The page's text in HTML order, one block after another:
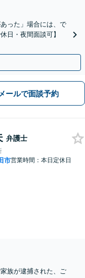
った」場合には、で
日・夜間面談可】
メールで面談予約
弁護士
市営業時間：本日定休日
族が逮捕された、ご